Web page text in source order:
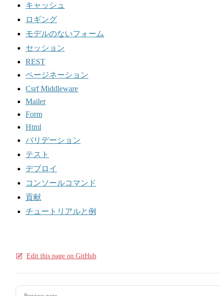
キャッシュ
ロギング
モデルのないフォーム
セッション
REST
ページネーション
Csrf Middleware
Mailer
Form
Html
バリデーション
テスト
デプロイ
コンソールコマンド
貢献
チュートリアルと例
Edit this page on GitHub
Pager